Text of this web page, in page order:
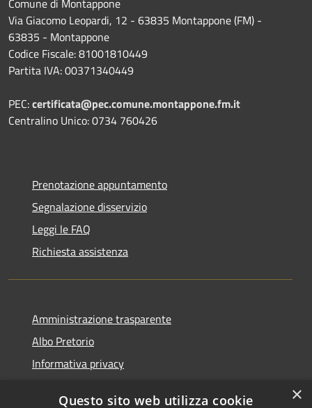
Comune di Montappone
Via Giacomo Leopardi, 12 - 63835 Montappone (FM) -
63835 - Montappone
Codice Fiscale: 81001810449
Partita IVA: 00371340449
PEC:certificata@pec.comune.montappone.fm.it
Centralino Unico: 0734 760426
Prenotazione appuntamento
Segnalazione disservizio
Leggi le FAQ
Richiesta assistenza
Amministrazione trasparente
Albo Pretorio
Informativa privacy
×
Questo sito web utilizza cookie